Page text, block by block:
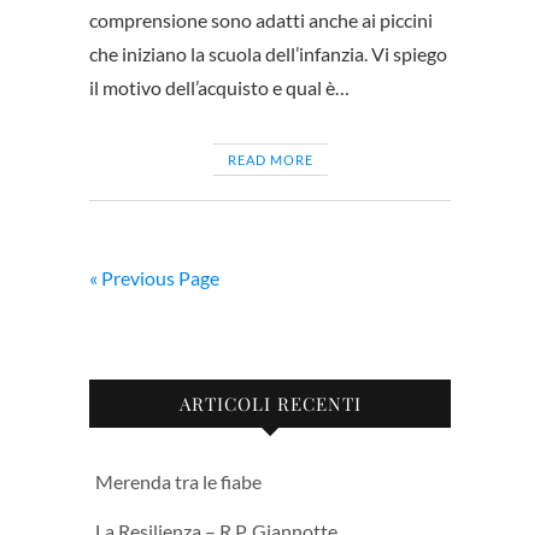
comprensione sono adatti anche ai piccini
che iniziano la scuola dell’infanzia. Vi spiego
il motivo dell’acquisto e qual è…
READ MORE
« Previous Page
ARTICOLI RECENTI
Merenda tra le fiabe